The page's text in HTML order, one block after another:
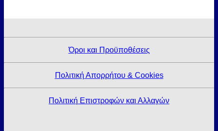
Όροι και Προϋποθέσεις
Πολιτική Απορρήτου & Cookies
Πολιτική Επιστροφών και Αλλαγών